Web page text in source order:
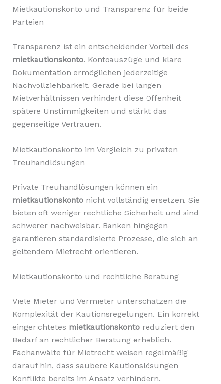
Mietkautionskonto und Transparenz für beide
Parteien
Transparenz ist ein entscheidender Vorteil des
mietkautionskonto. Kontoauszüge und klare
Dokumentation ermöglichen jederzeitige
Nachvollziehbarkeit. Gerade bei langen
Mietverhältnissen verhindert diese Offenheit
spätere Unstimmigkeiten und stärkt das
gegenseitige Vertrauen.
Mietkautionskonto im Vergleich zu privaten
Treuhandlösungen
Private Treuhandlösungen können ein
mietkautionskontonicht vollständig ersetzen. Sie
bieten oft weniger rechtliche Sicherheit und sind
schwerer nachweisbar. Banken hingegen
garantieren standardisierte Prozesse, die sich an
geltendem Mietrecht orientieren.
Mietkautionskonto und rechtliche Beratung
Viele Mieter und Vermieter unterschätzen die
Komplexität der Kautionsregelungen. Ein korrekt
eingerichtetes mietkautionskontoreduziert den
Bedarf an rechtlicher Beratung erheblich.
Fachanwälte für Mietrecht weisen regelmäßig
darauf hin, dass saubere Kautionslösungen
Konflikte bereits im Ansatz verhindern.